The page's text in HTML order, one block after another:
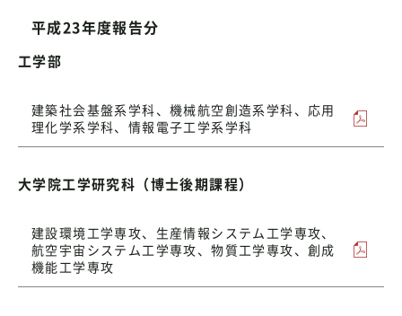
平成23年度報告分
工学部
建築社会基盤系学科、機械航空創造系学科、応用
理化学系学科、情報電子工学系学科
大学院工学研究科（博士後期課程）
建設環境工学専攻、生産情報システム工学専攻、
航空宇宙システム工学専攻、物質工学専攻、創成
機能工学専攻